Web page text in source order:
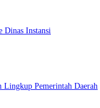
Dinas Instansi
Lingkup Pemerintah Daerah